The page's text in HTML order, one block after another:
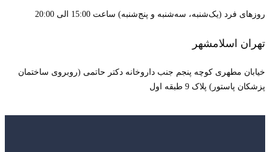
روزهای فرد (یک‌شنبه، سه‌شنبه و پنج‌شنبه) ساعت 15:00 الی 20:00
تهران اسلامشهر
خیابان مطهری کوچه پنجم جنب داروخانه دکتر حاتمی (روبروی ساختمان
پزشکان پاستور) پلاک 9 طبقه اول